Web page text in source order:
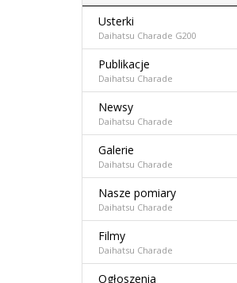
Usterki
Daihatsu Charade G200
Publikacje
Daihatsu Charade
Newsy
Daihatsu Charade
Galerie
Daihatsu Charade
Nasze pomiary
Daihatsu Charade
Filmy
Daihatsu Charade
Ogłoszenia